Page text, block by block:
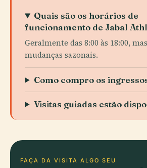
Quais são os horários de
funcionamento de Jabal
Geralmente das 8:00 às 18:00,
mudanças sazonais.
Como compro os
Visitas guiadas estão
FAÇA DA VISITA ALGO SEU